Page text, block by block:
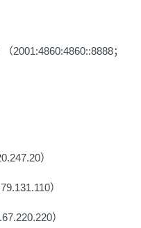
2001:4860:4860::8888；
）
）
）